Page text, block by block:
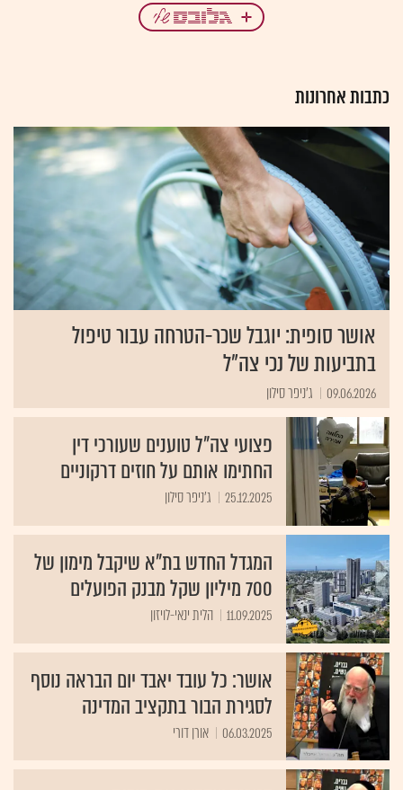
כתבות אחרונות
אושר סופית: יוגבל שכר-הטרחה עבור טיפול
בתביעות של נכי צה"ל
09.06.2026 ג'ניפר סילון
פצועי צה"ל טוענים שעורכי דין
החתימו אותם על חוזים דרקוניים
25.12.2025 ג'ניפר סילון
המגדל החדש בת"א שיקבל מימון של
700 מיליון שקל מבנק הפועלים
11.09.2025 הלית ינאי-לויזון
אושר: כל עובד יאבד יום הבראה נוסף
לסגירת הבור בתקציב המדינה
06.03.2025 אורן דורי